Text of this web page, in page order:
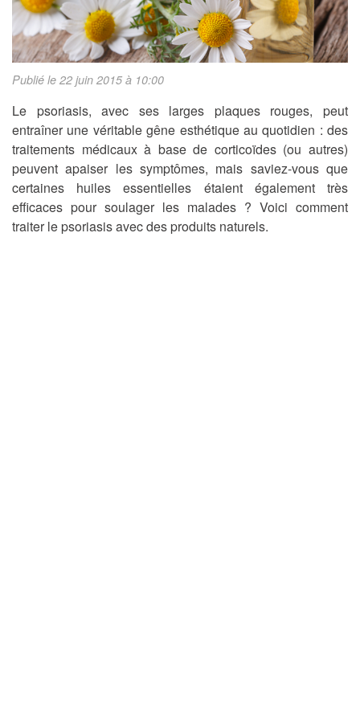
Publié le 22 juin 2015 à 10:00
Le psoriasis, avec ses larges plaques rouges, peut
entraîner une véritable gêne esthétique au quotidien : des
traitements médicaux à base de corticoïdes (ou autres)
peuvent apaiser les symptômes, mais saviez-vous que
certaines huiles essentielles étaient également très
efficaces pour soulager les malades ? Voici comment
traiter le psoriasis avec des produits naturels.